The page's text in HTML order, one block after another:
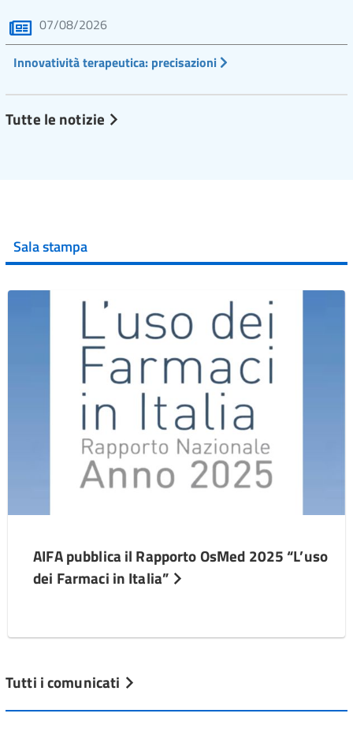
07/08/2026
Innovatività terapeutica: precisazioni
Tutte le notizie
Sala stampa
AIFA pubblica il Rapporto OsMed 2025 “L’uso
dei Farmaci in Italia”
Tutti i comunicati